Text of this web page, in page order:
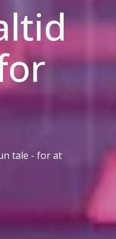
tale - for at